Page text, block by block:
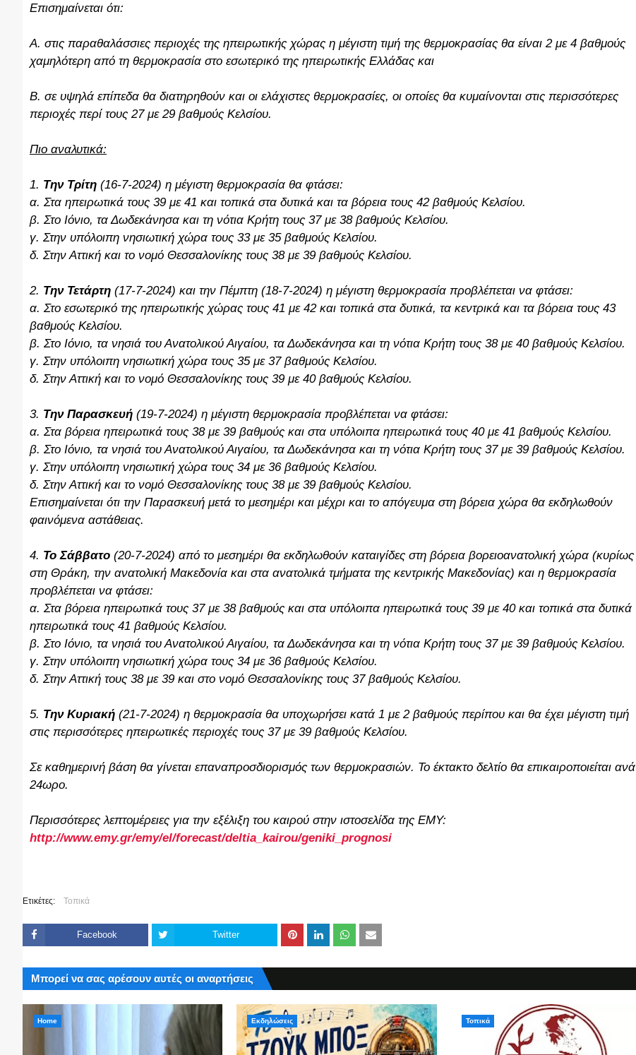
Επισημαίνεται ότι:
Α. στις παραθαλάσσιες περιοχές της ηπειρωτικής χώρας η μέγιστη τιμή της θερμοκρασίας θα είναι 2 με 4 βαθμούς
χαμηλότερη από τη θερμοκρασία στο εσωτερικό της ηπειρωτικής Ελλάδας και
Β. σε υψηλά επίπεδα θα διατηρηθούν και οι ελάχιστες θερμοκρασίες, οι οποίες θα κυμαίνονται στις περισσότερες
περιοχές περί τους 27 με 29 βαθμούς Κελσίου.
Πιο αναλυτικά:
1. Την Τρίτη (16-7-2024) η μέγιστη θερμοκρασία θα φτάσει:
α. Στα ηπειρωτικά τους 39 με 41 και τοπικά στα δυτικά και τα βόρεια τους 42 βαθμούς Κελσίου.
β. Στο Ιόνιο, τα Δωδεκάνησα και τη νότια Κρήτη τους 37 με 38 βαθμούς Κελσίου.
γ. Στην υπόλοιπη νησιωτική χώρα τους 33 με 35 βαθμούς Κελσίου.
δ. Στην Αττική και το νομό Θεσσαλονίκης τους 38 με 39 βαθμούς Κελσίου.
2. Την Τετάρτη (17-7-2024) και την Πέμπτη (18-7-2024) η μέγιστη θερμοκρασία προβλέπεται να φτάσει:
α. Στο εσωτερικό της ηπειρωτικής χώρας τους 41 με 42 και τοπικά στα δυτικά, τα κεντρικά και τα βόρεια τους 43
βαθμούς Κελσίου.
β. Στο Ιόνιο, τα νησιά του Ανατολικού Αιγαίου, τα Δωδεκάνησα και τη νότια Κρήτη τους 38 με 40 βαθμούς Κελσίου.
γ. Στην υπόλοιπη νησιωτική χώρα τους 35 με 37 βαθμούς Κελσίου.
δ. Στην Αττική και το νομό Θεσσαλονίκης τους 39 με 40 βαθμούς Κελσίου.
3. Την Παρασκευή (19-7-2024) η μέγιστη θερμοκρασία προβλέπεται να φτάσει:
α. Στα βόρεια ηπειρωτικά τους 38 με 39 βαθμούς και στα υπόλοιπα ηπειρωτικά τους 40 με 41 βαθμούς Κελσίου.
β. Στο Ιόνιο, τα νησιά του Ανατολικού Αιγαίου, τα Δωδεκάνησα και τη νότια Κρήτη τους 37 με 39 βαθμούς Κελσίου.
γ. Στην υπόλοιπη νησιωτική χώρα τους 34 με 36 βαθμούς Κελσίου.
δ. Στην Αττική και το νομό Θεσσαλονίκης τους 38 με 39 βαθμούς Κελσίου.
Επισημαίνεται ότι την Παρασκευή μετά το μεσημέρι και μέχρι και το απόγευμα στη βόρεια χώρα θα εκδηλωθούν
φαινόμενα αστάθειας.
4. Το Σάββατο (20-7-2024) από το μεσημέρι θα εκδηλωθούν καταιγίδες στη βόρεια βορειοανατολική χώρα (κυρίως
στη Θράκη, την ανατολική Μακεδονία και στα ανατολικά τμήματα της κεντρικής Μακεδονίας) και η θερμοκρασία
προβλέπεται να φτάσει:
α. Στα βόρεια ηπειρωτικά τους 37 με 38 βαθμούς και στα υπόλοιπα ηπειρωτικά τους 39 με 40 και τοπικά στα δυτικά
ηπειρωτικά τους 41 βαθμούς Κελσίου.
β. Στο Ιόνιο, τα νησιά του Ανατολικού Αιγαίου, τα Δωδεκάνησα και τη νότια Κρήτη τους 37 με 39 βαθμούς Κελσίου.
γ. Στην υπόλοιπη νησιωτική χώρα τους 34 με 36 βαθμούς Κελσίου.
δ. Στην Αττική τους 38 με 39 και στο νομό Θεσσαλονίκης τους 37 βαθμούς Κελσίου.
5. Την Κυριακή (21-7-2024) η θερμοκρασία θα υποχωρήσει κατά 1 με 2 βαθμούς περίπου και θα έχει μέγιστη τιμή
στις περισσότερες ηπειρωτικές περιοχές τους 37 με 39 βαθμούς Κελσίου.
Σε καθημερινή βάση θα γίνεται επαναπροσδιορισμός των θερμοκρασιών. Το έκτακτο δελτίο θα επικαιροποιείται ανά
24ωρο.
Περισσότερες λεπτομέρειες για την εξέλιξη του καιρού στην ιστοσελίδα της ΕΜΥ:
http://www.emy.gr/emy/el/forecast/deltia_kairou/geniki_prognosi
Ετικέτες: Τοπικά
Facebook Twitter
Μπορεί να σας αρέσουν αυτές οι αναρτήσεις
Home Εκδηλώσεις Τοπικά